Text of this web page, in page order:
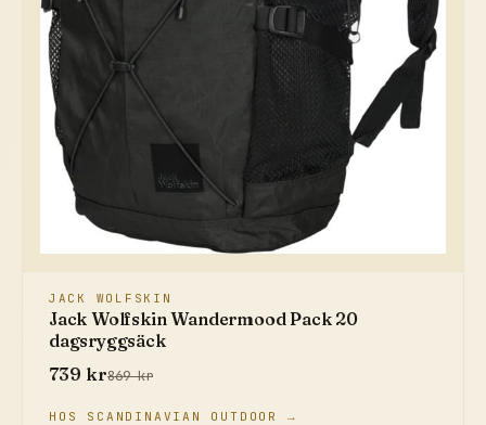
JACK WOLFSKIN
Jack Wolfskin Wandermood Pack 20
dagsryggsäck
739 kr869 kr
HOS SCANDINAVIAN OUTDOOR →